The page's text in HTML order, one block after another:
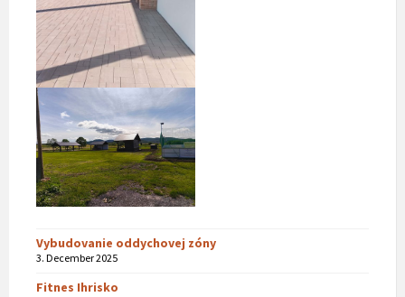
Vybudovanie oddychovej zóny
3. December 2025
Fitnes Ihrisko